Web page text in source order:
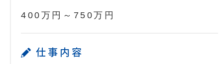
400万円～750万円
仕事内容